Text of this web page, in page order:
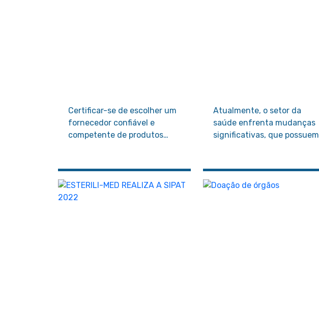
Certificar-se de escolher um
fornecedor confiável e
competente de produtos
serviços de saúde.
Atualmente, o setor da
saúde enfrenta mudanças
significativas, que possuem
inovação tecnológica e
gestão de recursos.